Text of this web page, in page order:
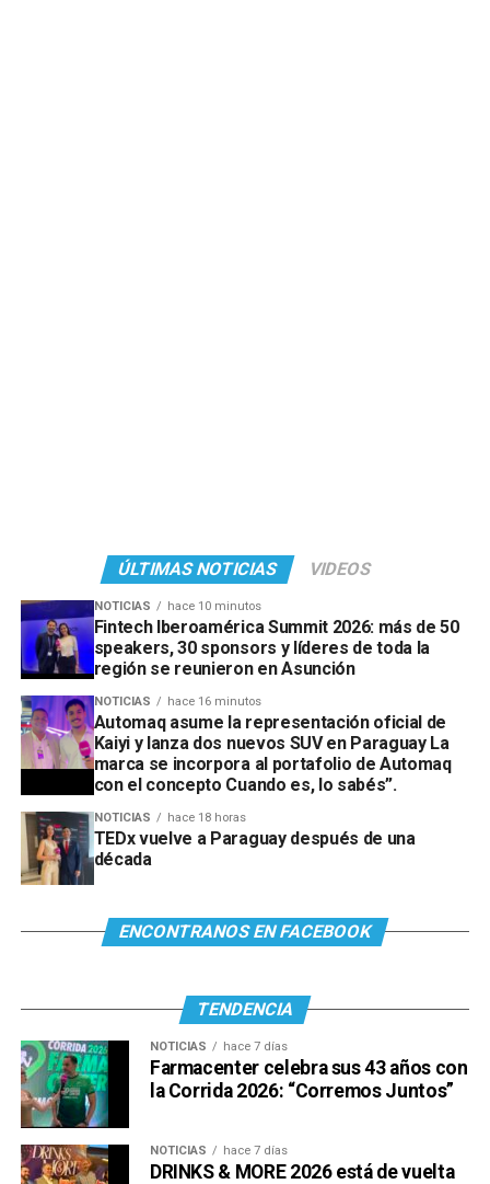
ÚLTIMAS NOTICIAS VIDEOS
NOTICIAS hace 10 minutos
Fintech Iberoamérica Summit 2026: más de 50
speakers, 30 sponsors y líderes de toda la
región se reunieron en Asunción
NOTICIAS hace 16 minutos
Automaq asume la representación oficial de
Kaiyi y lanza dos nuevos SUV en Paraguay La
marca se incorpora al portafolio de Automaq
con el concepto Cuando es, lo sabés”.
NOTICIAS hace 18 horas
TEDx vuelve a Paraguay después de una
década
ENCONTRANOS EN FACEBOOK
TENDENCIA
NOTICIAS hace 7 días
Farmacenter celebra sus 43 años con
la Corrida 2026: “Corremos Juntos”
NOTICIAS hace 7 días
DRINKS & MORE 2026 está de vuelta